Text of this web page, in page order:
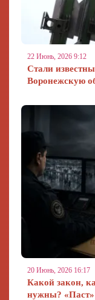
22 Июнь, 2026 9:12
Стали
Воронежскую
20 Июнь, 2026 16:17
Какой закон,
нужны? «Паст»